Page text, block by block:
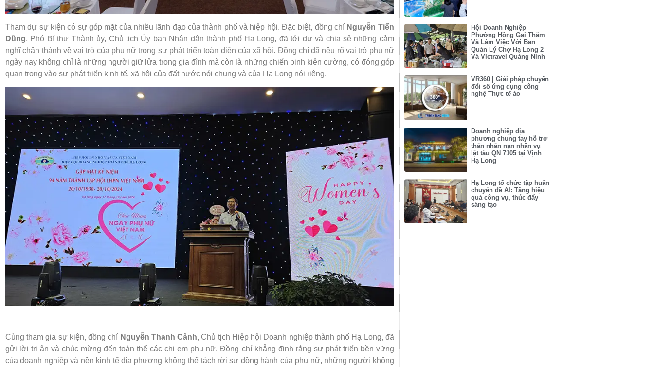
Tham dự sự kiện có sự góp mặt của nhiều lãnh đạo của thành phố và hiệp hội. Đặc biệt, đồng chí Nguyễn Tiến
Dũng, Phó Bí thư Thành ủy, Chủ tịch Ủy ban Nhân dân thành phố Hạ Long, đã tới dự và chia sẻ những cảm
nghĩ chân thành về vai trò của phụ nữ trong sự phát triển toàn diện của xã hội. Đồng chí đã nêu rõ vai trò phụ nữ
ngày nay không chỉ là những người giữ lửa trong gia đình mà còn là những chiến binh kiên cường, có đóng góp
quan trọng vào sự phát triển kinh tế, xã hội của đất nước nói chung và của Hạ Long nói riêng.
Cùng tham gia sự kiện, đồng chí Nguyễn Thanh Cảnh, Chủ tịch Hiệp hội Doanh nghiệp thành phố Hạ Long, đã
gửi lời tri ân và chúc mừng đến toàn thể các chị em phụ nữ. Đồng chí khẳng định rằng sự phát triển bền vững
của doanh nghiệp và nền kinh tế địa phương không thể tách rời sự đồng hành của phụ nữ, những người không
Hội Doanh Nghiệp
Phường Hồng Gai Thăm
Và Làm Việc Với Ban
Quản Lý Chợ Hạ Long 2
Và Vietravel Quảng Ninh
VR360 | Giải pháp chuyển
đổi số ứng dụng công
nghệ Thực tế ảo
Doanh nghiệp địa
phương chung tay hỗ trợ
thân nhân nạn nhân vụ
lật tàu QN 7105 tại Vịnh
Hạ Long
Hạ Long tổ chức tập huấn
chuyên đề AI: Tăng hiệu
quả công vụ, thúc đẩy
sáng tạo